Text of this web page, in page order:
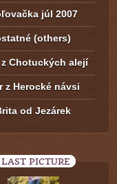
júl 2007
(others)
Chotuckých alejí
z Herocké návsi
od Jezárek
LAST PICTURE